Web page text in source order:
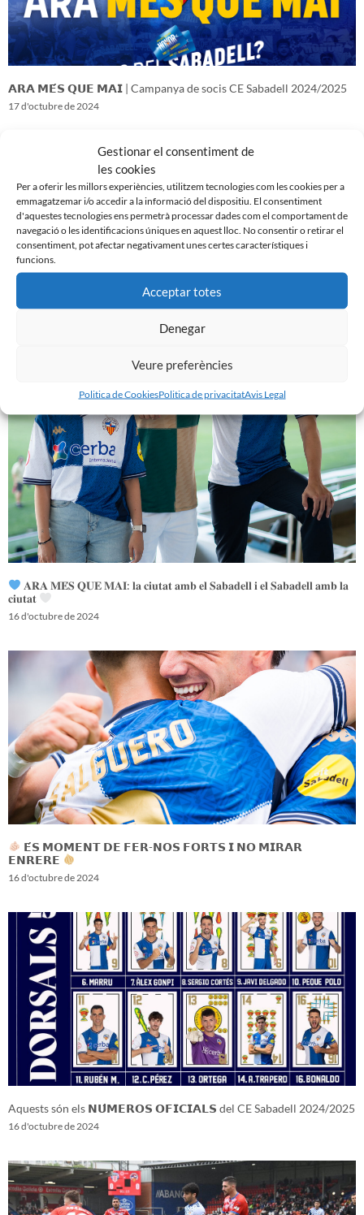
Gestionar el consentiment de
les cookies
Per a oferir les millors experiències, utilitzem tecnologies com les cookies per a
emmagatzemar i/o accedir a la informació del dispositiu. El consentiment
d'aquestes tecnologies ens permetrà processar dades com el comportament de
navegació o les identificacions úniques en aquest lloc. No consentir o retirar el
consentiment, pot afectar negativament unes certes característiques i
funcions.
Acceptar totes
Denegar
Veure preferències
Politica de CookiesPolitica de privacitatAvis Legal
𝗔𝗥𝗔 𝗠𝗘́𝗦 𝗤𝗨𝗘 𝗠𝗔𝗜 | Campanya de socis CE Sabadell 2024/2025
17 d'octubre de 2024
𝑽𝒆𝒏𝒊𝒎 𝒅’𝒖𝒏𝒂 𝒈𝒓𝒂𝒏 𝒃𝒂𝒕𝒂𝒍𝒍𝒂…𝒊 𝒂𝒏𝒆𝒎 𝒂 𝒑𝒆𝒓 𝒍𝒂 𝒔𝒆𝒈𝒖̈𝒆𝒏𝒕
𝐀𝐑𝐀 𝐌𝐄́𝐒 𝐐𝐔𝐄 𝐌𝐀𝐈: 𝐥𝐚 𝐜𝐢𝐮𝐭𝐚𝐭 𝐚𝐦𝐛 𝐞𝐥 𝐒𝐚𝐛𝐚𝐝𝐞𝐥𝐥 𝐢 𝐞𝐥 𝐒𝐚𝐛𝐚𝐝𝐞𝐥𝐥 𝐚𝐦𝐛 𝐥𝐚
𝐜𝐢𝐮𝐭𝐚𝐭
16 d'octubre de 2024
𝗘́𝗦 𝗠𝗢𝗠𝗘𝗡𝗧 𝗗𝗘 𝗙𝗘𝗥-𝗡𝗢𝗦 𝗙𝗢𝗥𝗧𝗦 𝗜 𝗡𝗢 𝗠𝗜𝗥𝗔𝗥
𝗘𝗡𝗥𝗘𝗥𝗘
16 d'octubre de 2024
Aquests són els 𝗡𝗨́𝗠𝗘𝗥𝗢𝗦 𝗢𝗙𝗜𝗖𝗜𝗔𝗟𝗦 del CE Sabadell 2024/2025
16 d'octubre de 2024